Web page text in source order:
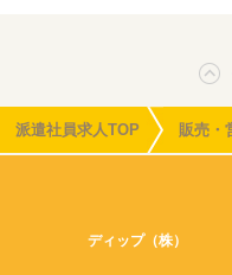
派遣社員求人TOP 販売・
ディップ（株）